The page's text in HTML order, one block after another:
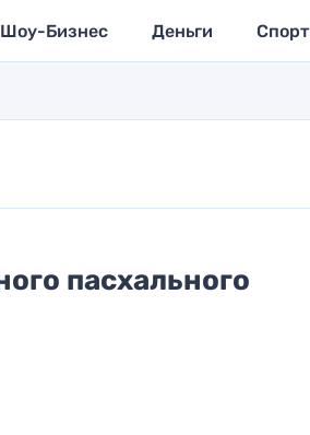
Шоу-Бизнес Деньги Спорт
пасхального